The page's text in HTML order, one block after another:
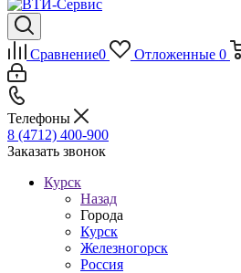
Сравнение0 Отложенные 0
Телефоны
8 (4712) 400-900
Заказать звонок
Курск
Назад
Города
Курск
Железногорск
Россия